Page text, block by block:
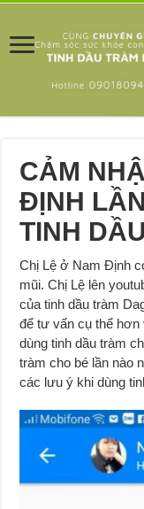
CẢM
ĐỊNH
TINH
Chị Lệ ở Nam Định
mũi. Chị Lệ lên
của tinh dầu tràm
để tư vấn cụ thể hơn
dùng tinh dầu tràm
tràm cho bé lần nào
các lưu ý khi dùng